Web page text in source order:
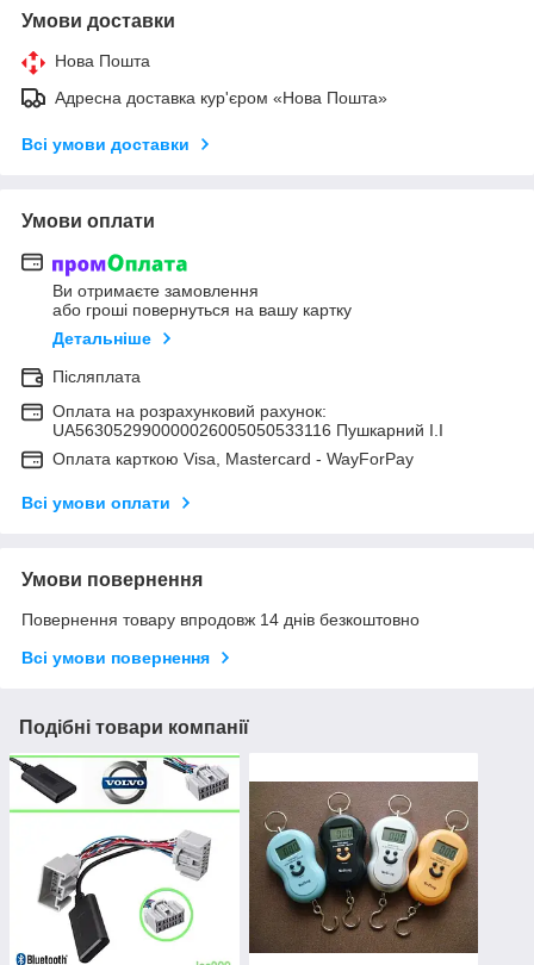
Умови доставки
Нова Пошта
Адресна доставка кур'єром «Нова Пошта»
Всі умови доставки
Умови оплати
Ви отримаєте замовлення
або гроші повернуться на вашу картку
Детальніше
Післяплата
Оплата на розрахунковий рахунок:
UA563052990000026005050533116 Пушкарний І.І
Оплата карткою Visa, Mastercard - WayForPay
Всі умови оплати
Умови повернення
Повернення товару впродовж 14 днів безкоштовно
Всі умови повернення
Подібні товари компанії